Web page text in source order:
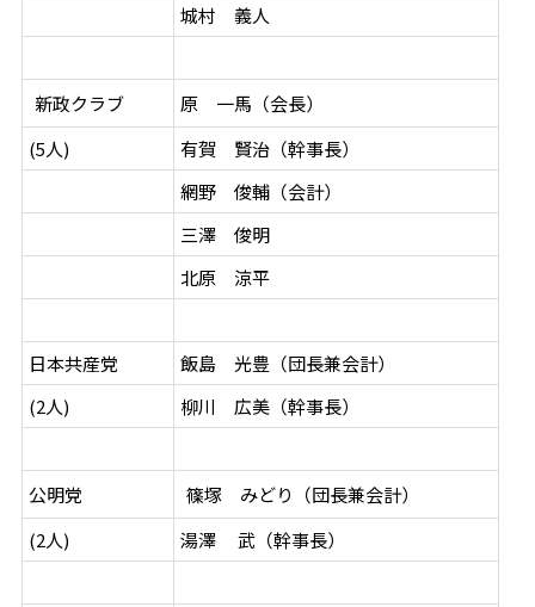
城村 義人
新政クラブ
原 一馬（会長）
(5人)
有賀 賢治（幹事長）
網野 俊輔（会計）
三澤 俊明
北原 涼平
日本共産党
飯島 光豊（団長兼会計）
(2人)
柳川 広美（幹事長）
公明党
篠塚 みどり（団長兼会計）
(2人)
湯澤 武（幹事長）